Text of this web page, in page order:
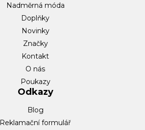
Nadměrná móda
Doplňky
Novinky
Značky
Kontakt
O nás
Poukazy
Odkazy
Blog
Reklamační formulář